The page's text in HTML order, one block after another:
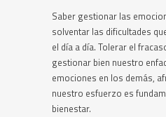
Saber gestionar las
solventar las dificultades
el día a día. Tolerar el
gestionar bien nuestro
emociones en los demás,
nuestro esfuerzo es
bienestar.